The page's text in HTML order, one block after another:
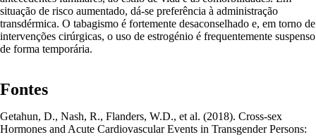
situação de risco aumentado, dá-se preferência à administração
transdérmica. O tabagismo é fortemente desaconselhado e, em torno de
intervenções cirúrgicas, o uso de estrogénio é frequentemente suspenso
de forma temporária.
Fontes
Getahun, D., Nash, R., Flanders, W.D., et al. (2018). Cross-sex
Hormones and Acute Cardiovascular Events in Transgender Persons: